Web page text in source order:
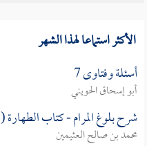
الأكثر استماعا لهذا الشهر
أسئلة وفتاوى 7
أبو إسحاق الحويني
شرح بلوغ المرام - كتاب الطهارة (25)
محمد بن صالح العثيمين